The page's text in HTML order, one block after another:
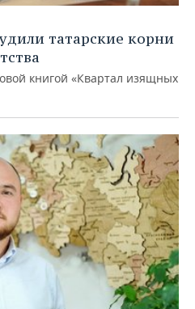
татарские корни
книгой «Квартал изящных